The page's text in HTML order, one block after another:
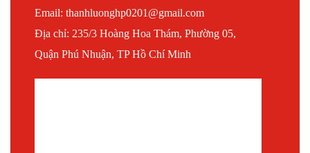
Email: thanhluonghp0201@gmail.com
Địa chỉ: 235/3 Hoàng Hoa Thám, Phường 05,
Quận Phú Nhuận, TP Hồ Chí Minh